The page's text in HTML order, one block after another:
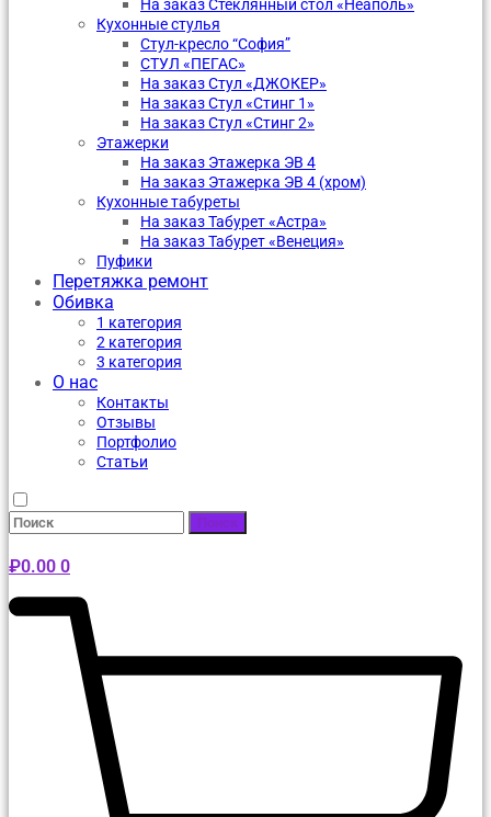
На заказ Стеклянный стол «Неаполь»
Кухонные стулья
Стул-кресло “София”
CТУЛ «ПЕГАС»
На заказ Стул «ДЖОКЕР»
На заказ Стул «Стинг 1»
На заказ Стул «Стинг 2»
Этажерки
На заказ Этажерка ЭВ 4
На заказ Этажерка ЭВ 4 (хром)
Кухонные табуреты
На заказ Табурет «Астра»
На заказ Табурет «Венеция»
Пуфики
Перетяжка ремонт
Обивка
1 категория
2 категория
3 категория
О нас
Контакты
Отзывы
Портфолио
Статьи
Поиск
₽0.00 0